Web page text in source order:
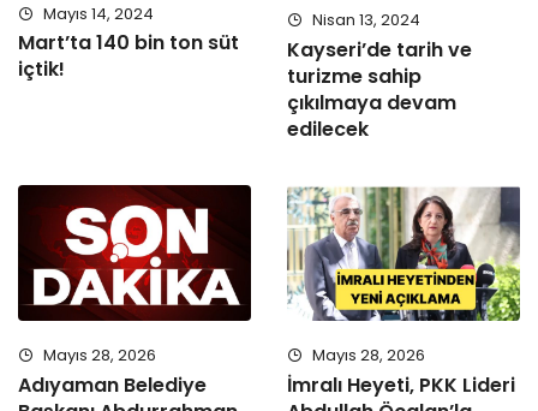
Mayıs 14, 2024
Mart’ta 140 bin ton süt
içtik!
Nisan 13, 2024
Kayseri’de tarih ve
turizme sahip
çıkılmaya devam
edilecek
Mayıs 28, 2026
Adıyaman Belediye
Mayıs 28, 2026
İmralı Heyeti, PKK Lideri